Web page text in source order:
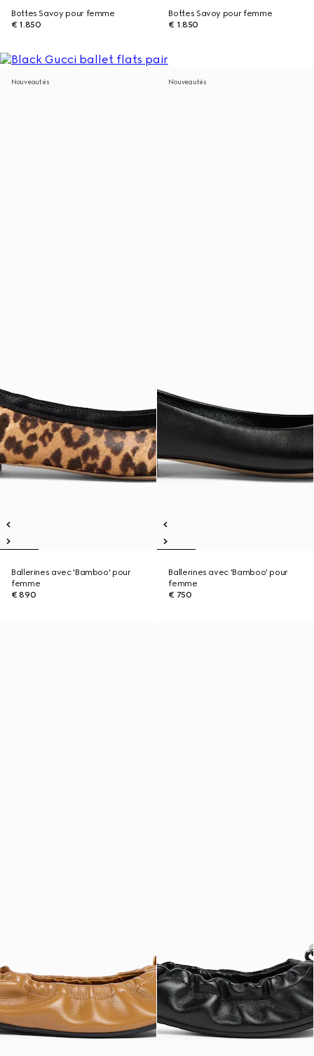
Bottes Savoy pour femme
€ 1.850
Bottes Savoy pour femme
€ 1.850
Nouveautés
Ballerines avec 'Bamboo' pour
femme
€ 890
Nouveautés
Ballerines avec 'Bamboo' pour
femme
€ 750